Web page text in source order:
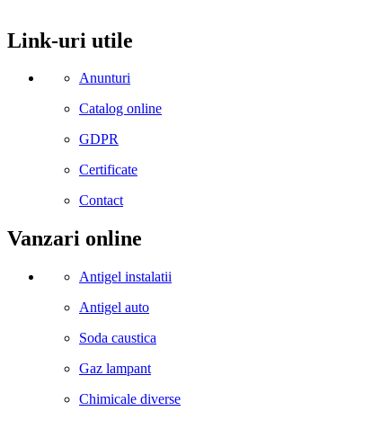
Link-uri utile
Anunturi
Catalog online
GDPR
Certificate
Contact
Vanzari online
Antigel instalatii
Antigel auto
Soda caustica
Gaz lampant
Chimicale diverse